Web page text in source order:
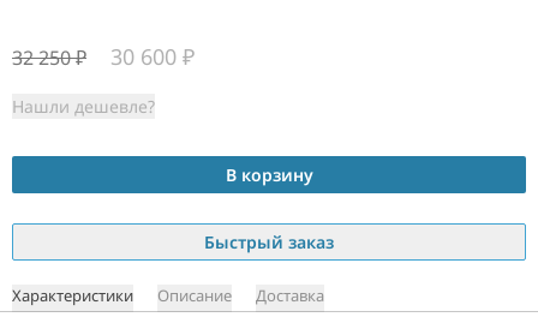
32 250₽ 30 600 ₽
Нашли дешевле?
В корзину
Быстрый заказ
Характеристики Описание Доставка